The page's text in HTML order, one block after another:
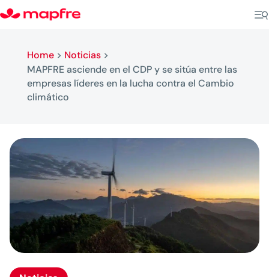
Home> Noticias>
MAPFRE asciende en el CDP y se sitúa entre las
empresas líderes en la lucha contra el Cambio
climático